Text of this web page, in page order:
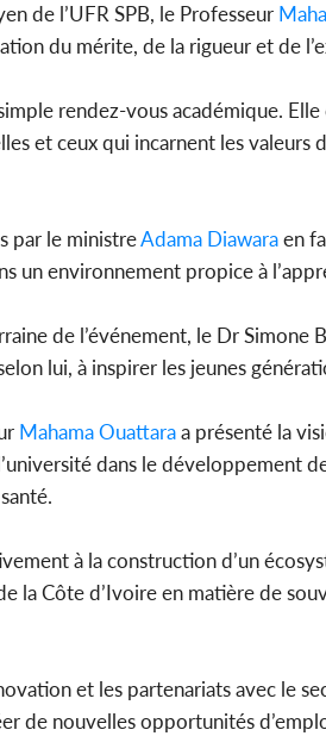
de l’UFR SPB, le Professeur
du mérite, de la rigueur et de
rendez-vous académique.
et ceux qui incarnent les
par le ministreAdama Diawaraen
un environnement propice à
de l’événement, le Dr
lui, à inspirer les jeunes
Mahama Ouattaraa présenté la
dans le développement
à la construction d’un
la Côte d’Ivoire en matière de
et les partenariats avec le
de nouvelles opportunités